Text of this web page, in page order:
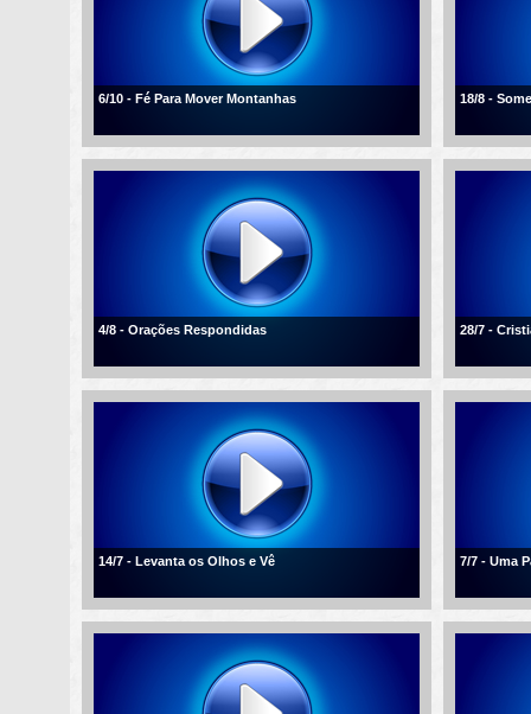
6/10 - Fé Para Mover Montanhas 18/8 -
4/8 - Orações Respondidas 28/7 -
14/7 - Levanta os Olhos e Vê 7/7 - Uma